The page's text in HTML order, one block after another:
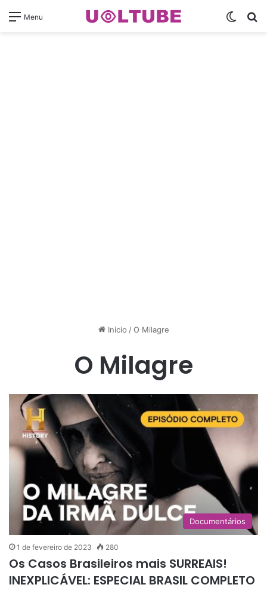
Menu
Início / O Milagre
O Milagre
Documentários
1 de fevereiro de 2023 280
Os Casos Brasileiros mais SURREAIS!
INEXPLICÁVEL: ESPECIAL BRASIL COMPLETO